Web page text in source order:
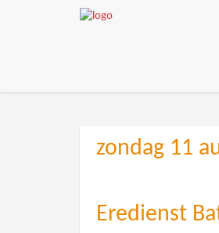
zondag 11
Eredienst